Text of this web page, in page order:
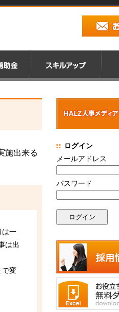
施出来る
は一
は出
で変
ログイン
メールアドレス
パスワード